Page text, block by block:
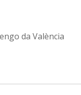
da València